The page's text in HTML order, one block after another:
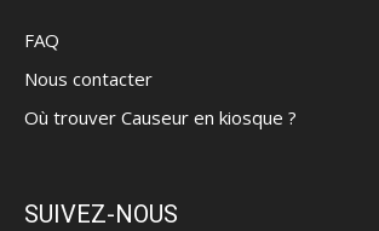
FAQ
Nous contacter
Où trouver Causeur en kiosque ?
SUIVEZ-NOUS